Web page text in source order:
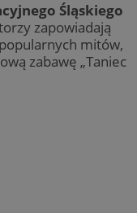
Śląskiego
zapowiadają
mitów,
zabawę „Taniec